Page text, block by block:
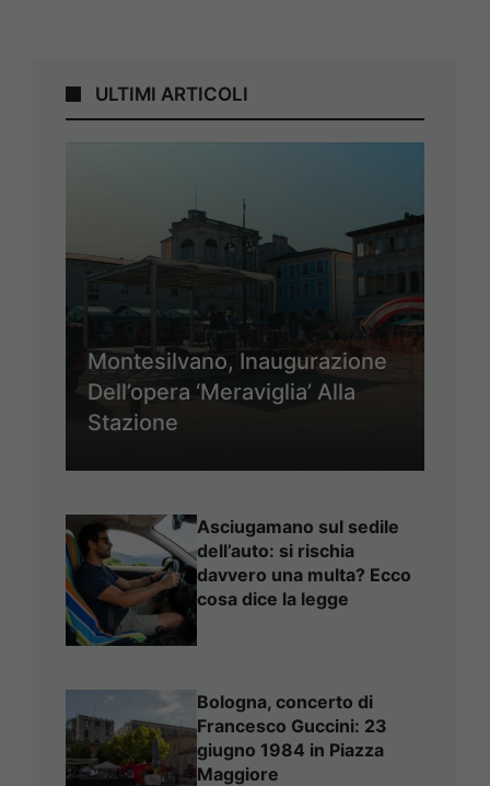
ULTIMI ARTICOLI
Montesilvano, Inaugurazione
Dell’opera ‘Meraviglia’ Alla
Stazione
Asciugamano sul sedile
dell’auto: si rischia
davvero una multa? Ecco
cosa dice la legge
Bologna, concerto di
Francesco Guccini: 23
giugno 1984 in Piazza
Maggiore